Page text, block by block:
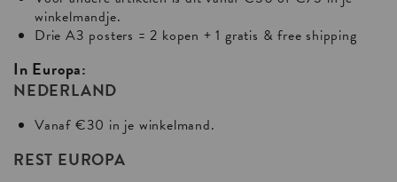
winkelmandje.
Drie A3 posters = 2 kopen + 1 gratis & free shipping
In Europa:
NEDERLAND
Vanaf €30 in je winkelmand.
REST EUROPA